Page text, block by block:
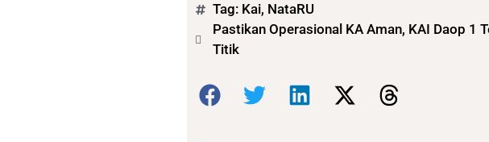
Tag: Kai, NataRU
Pastikan Operasional KA Aman, KAI Daop 1
Titik
Bagikan: